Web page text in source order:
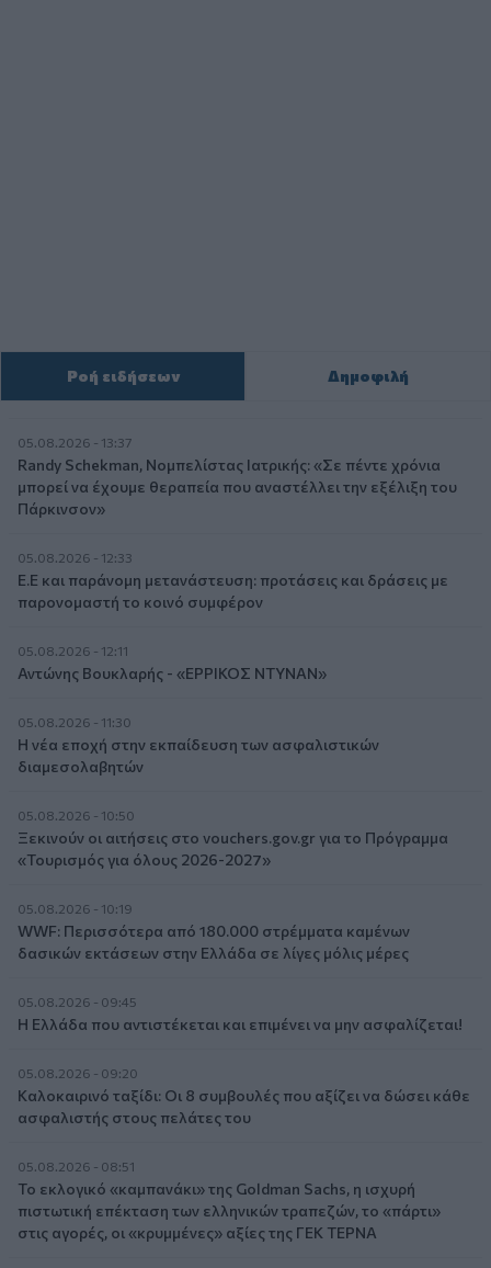
Ροή ειδήσεων Δημοφιλή
05.08.2026 - 13:37
Randy Schekman, Νομπελίστας Ιατρικής: «Σε πέντε χρόνια
μπορεί να έχουμε θεραπεία που αναστέλλει την εξέλιξη του
Πάρκινσον»
05.08.2026 - 12:33
Ε.Ε και παράνομη μετανάστευση: προτάσεις και δράσεις με
παρονομαστή το κοινό συμφέρον
05.08.2026 - 12:11
Αντώνης Βουκλαρής - «ΕΡΡΙΚΟΣ ΝΤΥΝΑΝ»
05.08.2026 - 11:30
Η νέα εποχή στην εκπαίδευση των ασφαλιστικών
διαμεσολαβητών
05.08.2026 - 10:50
Ξεκινούν οι αιτήσεις στο vouchers.gov.gr για το Πρόγραμμα
«Τουρισμός για όλους 2026-2027»
05.08.2026 - 10:19
WWF: Περισσότερα από 180.000 στρέμματα καμένων
δασικών εκτάσεων στην Ελλάδα σε λίγες μόλις μέρες
05.08.2026 - 09:45
Η Ελλάδα που αντιστέκεται και επιμένει να μην ασφαλίζεται!
05.08.2026 - 09:20
Καλοκαιρινό ταξίδι: Οι 8 συμβουλές που αξίζει να δώσει κάθε
ασφαλιστής στους πελάτες του
05.08.2026 - 08:51
Το εκλογικό «καμπανάκι» της Goldman Sachs, η ισχυρή
πιστωτική επέκταση των ελληνικών τραπεζών, το «πάρτι»
στις αγορές, οι «κρυμμένες» αξίες της ΓΕΚ ΤΕΡΝΑ